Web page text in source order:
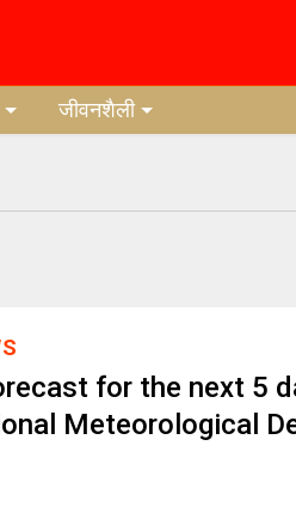
जीवनशैली
for the next 5
Meteorological